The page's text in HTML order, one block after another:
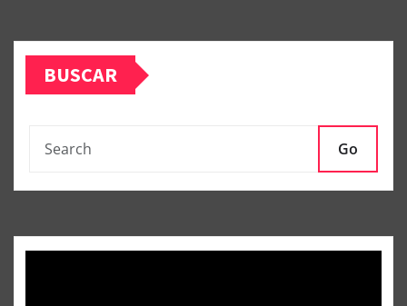
BUSCAR
Go